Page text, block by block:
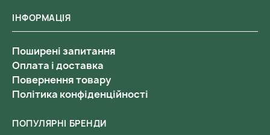
ІНФОРМАЦІЯ
Поширені запитання
Оплата і доставка
Повернення товару
Політика конфіденційності
ПОПУЛЯРНІ БРЕНДИ